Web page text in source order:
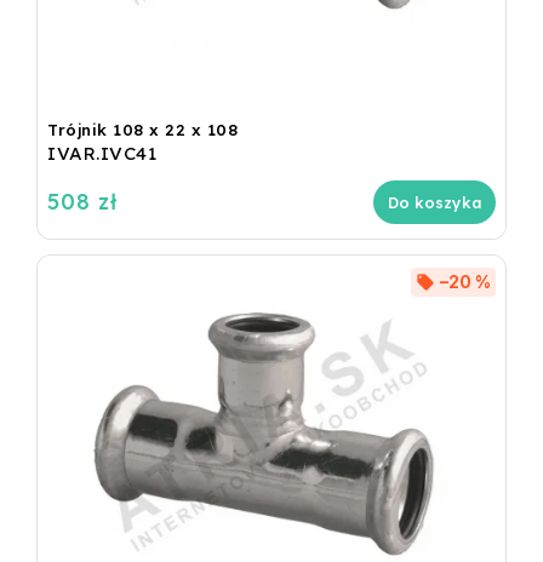
Trójnik 108 x 22 x 108
IVAR.IVC41
508 zł Do koszyka
–20 %